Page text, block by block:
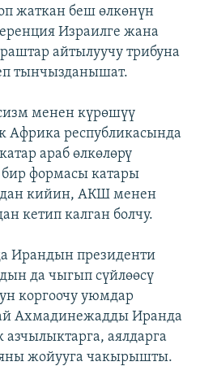
жаткан беш өлкөнүн
Израилге жана
айтылуучу трибуна
тынчызданышат.
менен күрөшүү
Африка республикасында
араб өлкөлөрү
формасы катары
кийин, АКШ менен
кетип калган болчу.
Ирандын президенти
да чыгып сүйлөөсү
коргоочу уюмдар
Ахмадинежадды Иранда
аялдарга
жойууга чакырышты.